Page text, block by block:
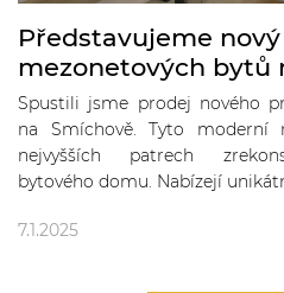
Představujeme
mezonetových bytů
Spustili jsme prodej nového
na Smíchově. Tyto moderní
nejvyšších patrech
bytového domu. Nabízejí
7.1.2025